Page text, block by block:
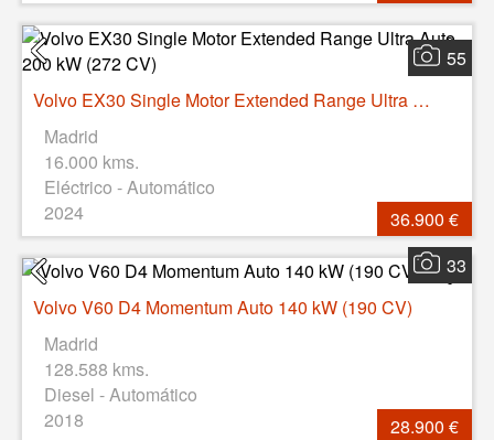
55
Volvo EX30 Single Motor Extended Range Ultra Auto 200 kW (272 CV)
Madrid
16.000 kms.
Eléctrico - Automático
2024
36.900 €
33
Volvo V60 D4 Momentum Auto 140 kW (190 CV)
Madrid
128.588 kms.
Diesel - Automático
2018
28.900 €